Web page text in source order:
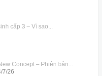
cấp 3 – Vì sao...
Concept – Phiên bản...
7/26